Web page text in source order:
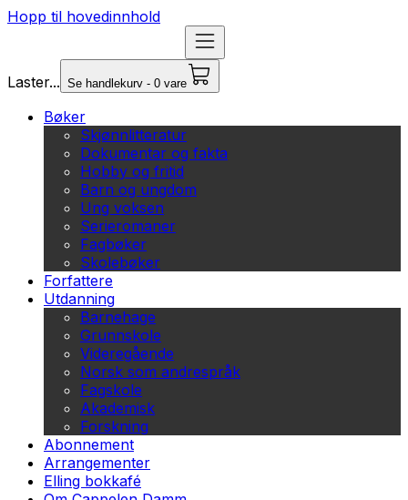
Hopp til hovedinnhold
Laster... Se handlekurv - 0 vare
Bøker
Skjønnlitteratur
Dokumentar og fakta
Hobby og fritid
Barn og ungdom
Ung voksen
Serieromaner
Fagbøker
Skolebøker
Forfattere
Utdanning
Barnehage
Grunnskole
Videregående
Norsk som andrespråk
Fagskole
Akademisk
Forskning
Abonnement
Arrangementer
Elling bokkafé